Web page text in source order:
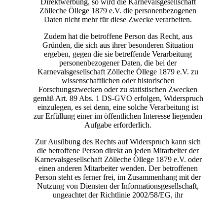
Direktwerbung, so wird die Karnevalsgesellschaft
Zölleche Öllege 1879 e.V. die personenbezogenen
Daten nicht mehr für diese Zwecke verarbeiten.
Zudem hat die betroffene Person das Recht, aus
Gründen, die sich aus ihrer besonderen Situation
ergeben, gegen die sie betreffende Verarbeitung
personenbezogener Daten, die bei der
Karnevalsgesellschaft Zölleche Öllege 1879 e.V. zu
wissenschaftlichen oder historischen
Forschungszwecken oder zu statistischen Zwecken
gemäß Art. 89 Abs. 1 DS-GVO erfolgen, Widerspruch
einzulegen, es sei denn, eine solche Verarbeitung ist
zur Erfüllung einer im öffentlichen Interesse liegenden
Aufgabe erforderlich.
Zur Ausübung des Rechts auf Widerspruch kann sich
die betroffene Person direkt an jeden Mitarbeiter der
Karnevalsgesellschaft Zölleche Öllege 1879 e.V. oder
einen anderen Mitarbeiter wenden. Der betroffenen
Person steht es ferner frei, im Zusammenhang mit der
Nutzung von Diensten der Informationsgesellschaft,
ungeachtet der Richtlinie 2002/58/EG, ihr